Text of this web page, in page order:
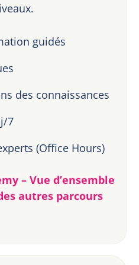
guidés
des connaissances
7
(Office Hours)
– Vue d’ensemble
autres parcours